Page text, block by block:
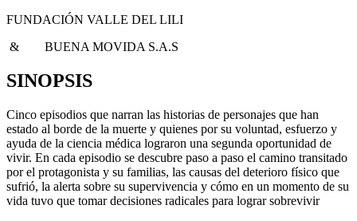
FUNDACIÓN VALLE DEL LILI
& BUENA MOVIDA S.A.S
SINOPSIS
Cinco episodios que narran las historias de personajes que han
estado al borde de la muerte y quienes por su voluntad, esfuerzo y
ayuda de la ciencia médica lograron una segunda oportunidad de
vivir. En cada episodio se descubre paso a paso el camino transitado
por el protagonista y su familias, las causas del deterioro físico que
sufrió, la alerta sobre su supervivencia y cómo en un momento de su
vida tuvo que tomar decisiones radicales para lograr sobrevivir